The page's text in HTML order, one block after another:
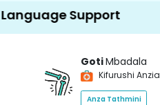
Support 500+
GotiMbadala
Kifurushi Anzia
Anza Tathmini